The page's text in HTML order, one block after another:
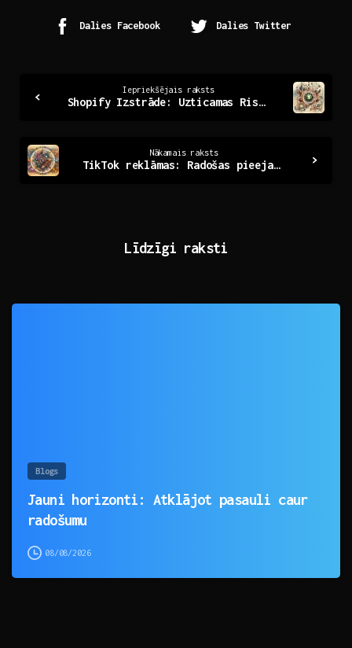
Dalies Facebook Dalies Twitter
Reading
Iepriekšējais raksts
Shopify Izstrāde: Uzticamas Risinājumi Taviem Veikalam
Nākamais raksts
TikTok reklāmas: Radošas pieejas digitālā mārketingā
Līdzīgi raksti
Blogs
Jauni horizonti: Atklājot pasauli caur
radošumu
08/08/2026